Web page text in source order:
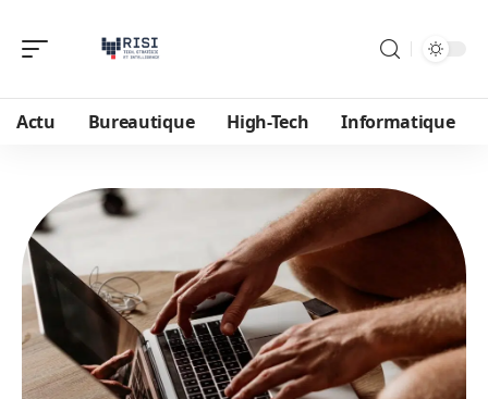
Actu Bureautique High-Tech Informatique